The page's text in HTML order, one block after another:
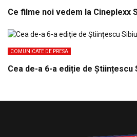
Ce filme noi vedem la Cineplexx
COMUNICATE DE PRESA
Cea de-a 6-a ediție de Științescu